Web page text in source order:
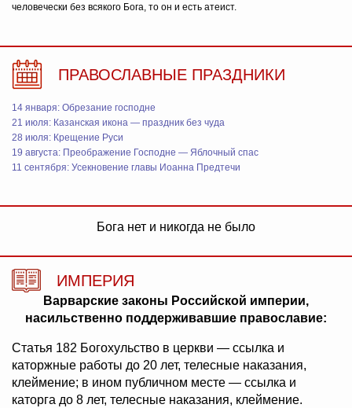
человечески без всякого Бога, то он и есть атеист.
ПРАВОСЛАВНЫЕ ПРАЗДНИКИ
14 января: Обрезание господне
21 июля: Казанская икона — праздник без чуда
28 июля: Крещение Руси
19 августа: Преображение Господне — Яблочный спас
11 сентября: Усекновение главы Иоанна Предтечи
Бога нет и никогда не было
ИМПЕРИЯ
Варварские законы Российской империи,
насильственно поддерживавшие православие:
Статья 182 Богохульство в церкви — ссылка и
каторжные работы до 20 лет, телесные наказания,
клеймение; в ином публичном месте — ссылка и
каторга до 8 лет, телесные наказания, клеймение.